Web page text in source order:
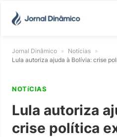
Jornal Dinâmico » Notícias »
Lula autoriza ajuda à Bolívia: crise
NOTíCIAS
Lula autoriza
crise política